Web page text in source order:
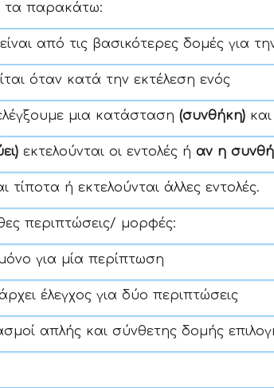
τα παρακάτω:
από τις βασικότερες δομές για
όταν κατά την εκτέλεση ενός
μια κατάσταση (συνθήκη) και
εκτελούνται οι εντολές ή αν η
τίποτα ή εκτελούνται άλλες εντολές.
περιπτώσεις/ μορφές:
για μία περίπτωση
έλεγχος για δύο περιπτώσεις
απλής και σύνθετης δομής